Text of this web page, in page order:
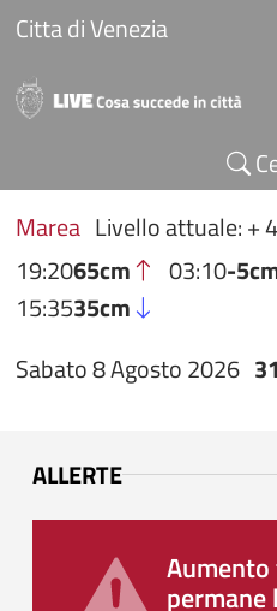
Salta al contenuto
Citta di Venezia
Marea Livello attuale: +
19:2065cm 03:10-
15:3535cm
Sabato 8 Agosto 2026
ALLERTE
permane